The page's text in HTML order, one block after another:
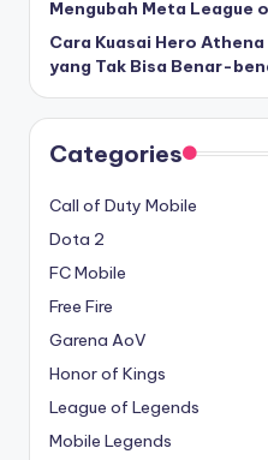
Mengubah Meta League
Cara Kuasai Hero
yang Tak Bisa Benar-
Categories
Call of Duty Mobile
Dota 2
FC Mobile
Free Fire
Garena AoV
Honor of Kings
League of Legends
Mobile Legends